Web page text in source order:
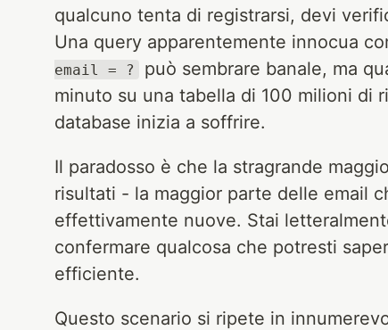
qualcuno tenta di registrarsi, devi
Una query apparentemente innocua
email = ?
può sembrare banale, ma
minuto su una tabella di 100 milioni di
database inizia a soffrire.
Il paradosso è che la stragrande
risultati - la maggior parte delle email
effettivamente nuove. Stai
confermare qualcosa che potresti
efficiente.
Questo scenario si ripete in